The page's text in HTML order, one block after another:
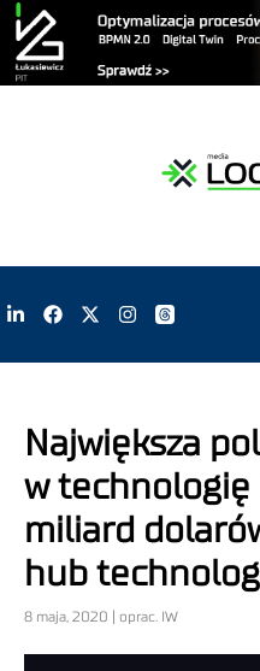
Największa
w technologię
miliard
hub
8 maja, 2020 | oprac. IW